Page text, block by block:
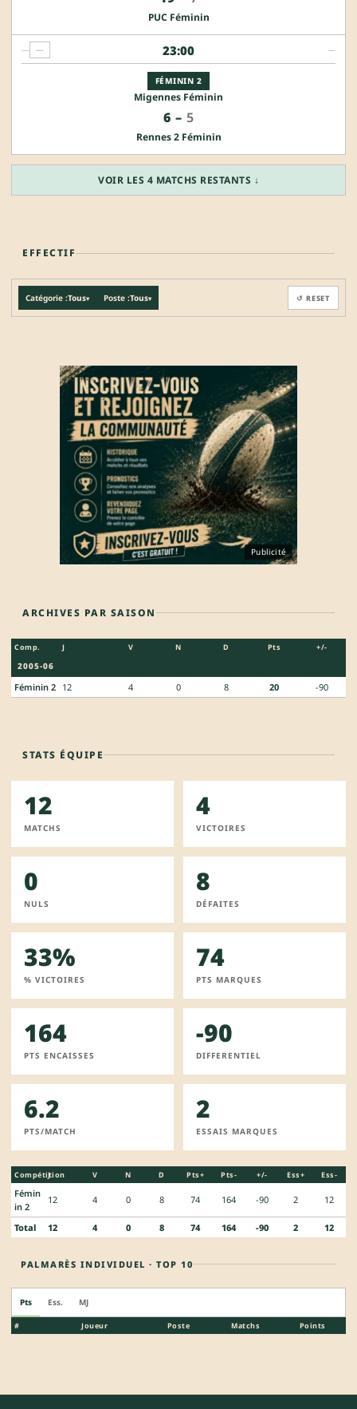
PUC Féminin
23:00
FÉMININ 2
Migennes Féminin
6 – 5
Rennes 2 Féminin
— — —
VOIR LES 4 MATCHS RESTANTS ↓
EFFECTIF
Catégorie :Tous▾ Poste :Tous▾ ↺ RESET
Publicité
ARCHIVES PAR SAISON
Comp. J V N D Pts +/-
2005-06
Féminin 2 12 4 0 8 20 -90
STATS ÉQUIPE
12
MATCHS
4
VICTOIRES
0
NULS
8
DÉFAITES
33%
% VICTOIRES
74
PTS MARQUES
164
PTS ENCAISSES
-90
DIFFERENTIEL
6.2
PTS/MATCH
2
ESSAIS MARQUES
Compétition
J V N D Pts+ Pts- +/- Ess+ Ess-
Fémin
in 2
12 4 0 8 74 164 -90 2 12
Total 12 4 0 8 74 164 -90 2 12
PALMARÈS INDIVIDUEL · TOP 10
Pts Ess. MJ
# Joueur Poste Matchs Points